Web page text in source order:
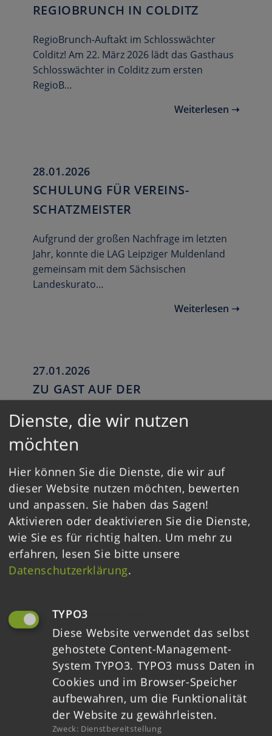
REGIOBRUNCH IN COLDITZ
RegioBrunch-Auftakt im Schlosswächter
Colditz! Am 22. März 2026 lädt das Gasthaus
Schlosswächter in Colditz zum ersten
RegioB…
Weiterlesen ➝
28.01.2026
SCHULUNG FÜR VEREINS-
SCHATZMEISTER
Aufgrund der großen Nachfrage im letzten
Jahr, konnte die LAG Leipziger Muldenland
gemeinsam mit dem Sächsischen
Landeskurato…
Weiterlesen ➝
27.01.2026
ZU GAST AUF DER
WOCHE BERLIN
Muldenland auch in diesem Jahr wieder auf
der Internationalen Grünen Woche.
Weiterlesen ➝
13.01.2026
REGIOBRUNCH 2026
Für das Jahr 2026 stehen die RegioBrunch-
Termine fest!
Weiterlesen ➝
Dienste, die wir nutzen
möchten
Hier können Sie die Dienste, die wir auf
dieser Website nutzen möchten, bewerten
und anpassen. Sie haben das Sagen!
Aktivieren oder deaktivieren Sie die Dienste,
wie Sie es für richtig halten. Um mehr zu
erfahren, lesen Sie bitte unsere
Datenschutzerklärung.
TYPO3
Diese Website verwendet das selbst
gehostete Content-Management-
System TYPO3. TYPO3 muss Daten in
Cookies und im Browser-Speicher
aufbewahren, um die Funktionalität
der Website zu gewährleisten.
Zweck: Dienstbereitstellung